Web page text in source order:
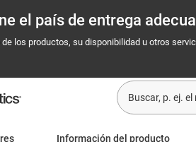
el país de entrega
los productos, su disponibilidad u otros
Información del producto